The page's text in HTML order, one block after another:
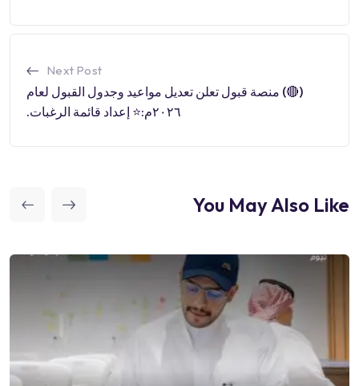
Next Post
(🔴) منصة قبول تعلن تعديل مواعيد وجدول القبول لعام
٢٠٢٦م:⭐️ إعداد قائمة الرغبات.
You May Also Like